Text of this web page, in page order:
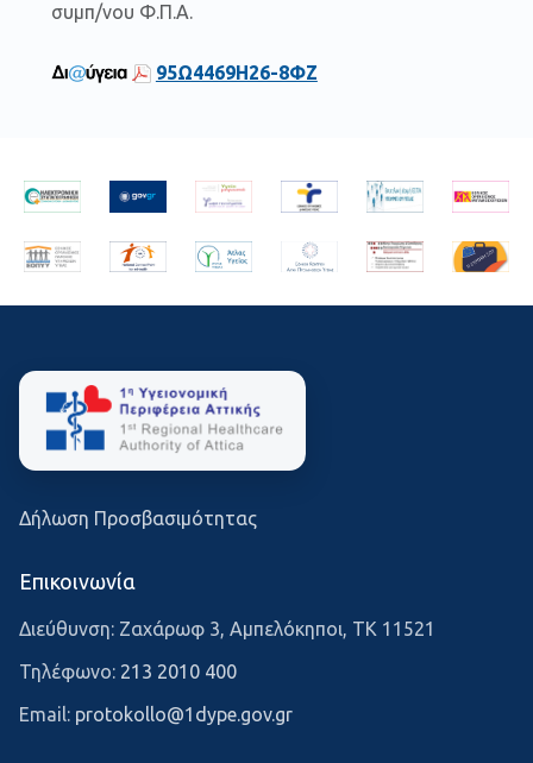
συμπ/νου Φ.Π.Α.
95Ω4469Η26-8ΦΖ
Δήλωση Προσβασιμότητας
Επικοινωνία
Διεύθυνση: Ζαχάρωφ 3, Αμπελόκηποι, ΤΚ 11521
Τηλέφωνο: 213 2010 400
Email: protokollo@1dype.gov.gr